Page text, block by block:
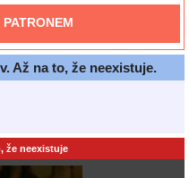
Až na to, že neexistuje.
že neexistuje